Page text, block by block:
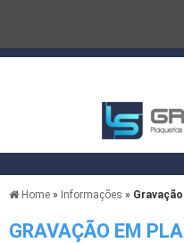
Home » Informações »
GRAVAÇÃO EM